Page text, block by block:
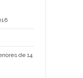
de 14